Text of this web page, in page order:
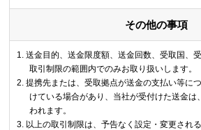
その他の事項
送金目的、送金限度額、送金回数、受取国、
取引制限の範囲内でのみお取り扱いします。
提携先または、受取拠点が送金の支払い等に
けている場合があり、当社が受付けた送金は
われます。
以上の取引制限は、予告なく設定・変更され